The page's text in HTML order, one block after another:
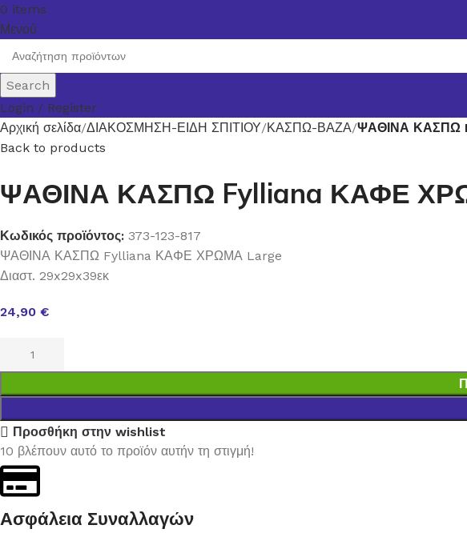
0 items
Μενού
Search
Login / Register
Αρχική σελίδα ΔΙΑΚΟΣΜΗΣΗ-ΕΙΔΗ ΣΠΙΤΙΟΥ ΚΑΣΠΩ-ΒΑΖΑ ΨΑΘΙΝΑ ΚΑΣΠΩ
Back to products
ΨΑΘΙΝΑ ΚΑΣΠΩ Fylliana ΚΑΦΕ
Κωδικός προϊόντος: 373-123-817
ΨΑΘΙΝΑ ΚΑΣΠΩ Fylliana ΚΑΦΕ ΧΡΩΜΑ Large
Διαστ. 29x29x39εκ
24,90 €
Προσθήκη στην wishlist
10 βλέπουν αυτό το προϊόν αυτήν τη στιγμή!
Ασφάλεια Συναλλαγών